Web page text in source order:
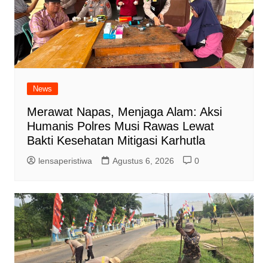
News
Merawat Napas, Menjaga Alam: Aksi
Humanis Polres Musi Rawas Lewat
Bakti Kesehatan Mitigasi Karhutla
lensaperistiwa Agustus 6, 2026 0